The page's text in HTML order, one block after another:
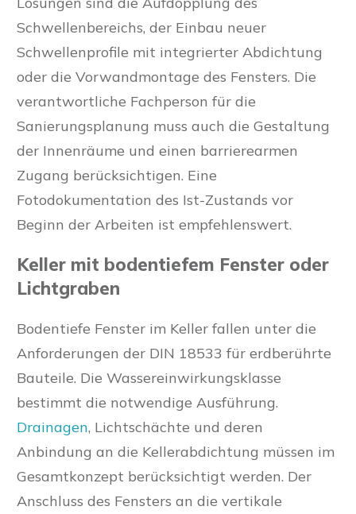
Schwellenbereichs, der Einbau neuer
Schwellenprofile mit integrierter Abdichtung
oder die Vorwandmontage des Fensters. Die
verantwortliche Fachperson für die
Sanierungsplanung muss auch die Gestaltung
der Innenräume und einen barrierearmen
Zugang berücksichtigen. Eine
Fotodokumentation des Ist-Zustands vor
Beginn der Arbeiten ist empfehlenswert.
Keller mit bodentiefem Fenster oder
Lichtgraben
Bodentiefe Fenster im Keller fallen unter die
Anforderungen der DIN 18533 für erdberührte
Bauteile. Die Wassereinwirkungsklasse
bestimmt die notwendige Ausführung.
Drainagen, Lichtschächte und deren
Anbindung an die Kellerabdichtung müssen im
Gesamtkonzept berücksichtigt werden. Der
Anschluss des Fensters an die vertikale